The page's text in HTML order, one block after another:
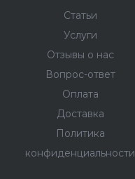
Статьи
Услуги
Отзывы о нас
Вопрос-ответ
Оплата
Доставка
Политика
конфиденциальности